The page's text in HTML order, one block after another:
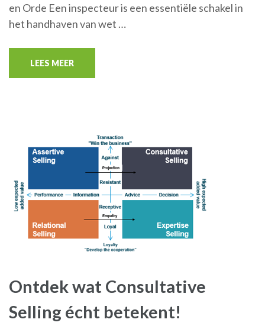
en Orde Een inspecteur is een essentiële schakel in
het handhaven van wet …
LEES MEER
Ontdek wat Consultative
Selling écht betekent!